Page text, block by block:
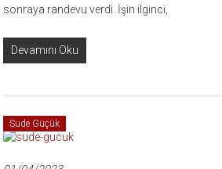
sonraya randevu verdi. İşin ilginci,
Devamını Oku
Sude Güçük